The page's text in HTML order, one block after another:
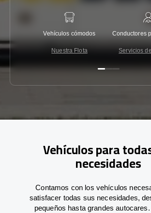
Vehículos cómodos
Nuestra Flota
Conductores
Servicios
Vehículos para
necesidades
Contamos con los vehículos
satisfacer todas sus necesidades,
pequeños hasta grandes autocares.